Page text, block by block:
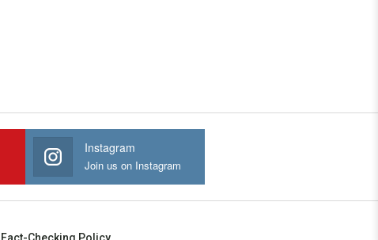
Instagram
Join us on Instagram